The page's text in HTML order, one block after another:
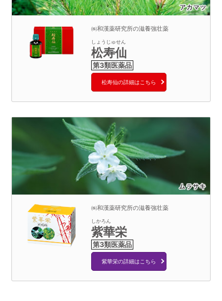
㈱和漢薬研究所の滋養強壮薬
しょうじゅせん
松寿仙
松寿仙の詳細はこちら
㈱和漢薬研究所の滋養強壮薬
しかろん
紫華栄
紫華栄の詳細はこちら